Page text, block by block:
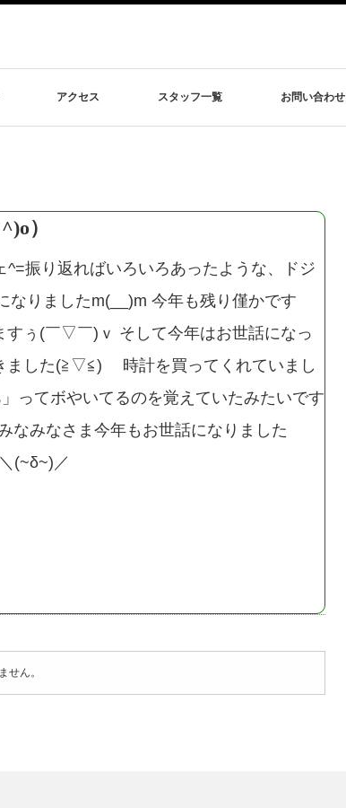
アクセス スタッフ一覧 お問い合わせ
）
振り返ればいろいろあったような、ドジ
なりましたm(__)m 今年も残り僅かです
すぅ(￣▽￣)ｖ そして今年はお世話になっ
ました(≧▽≦)ゞ 時計を買ってくれていまし
ってボやいてるのを覚えていたみたいです
みなさま今年もお世話になりました
(~δ~)／
せん。